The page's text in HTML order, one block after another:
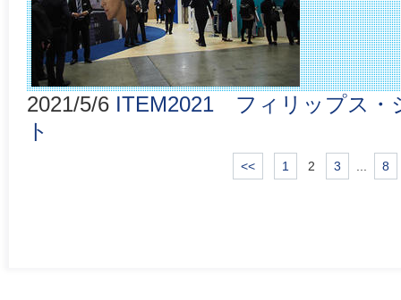
2021/5/6 ITEM2021 フィリップス
ト
<< 1 2 3 8